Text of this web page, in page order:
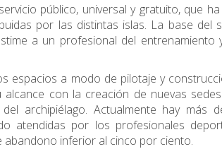
público, universal y gratuito, que
por las distintas islas. La base del
a un profesional del entrenamiento
espacios a modo de pilotaje y
con la creación de nuevas
archipiélago. Actualmente hay más
atendidas por los profesionales
inferior al cinco por ciento.